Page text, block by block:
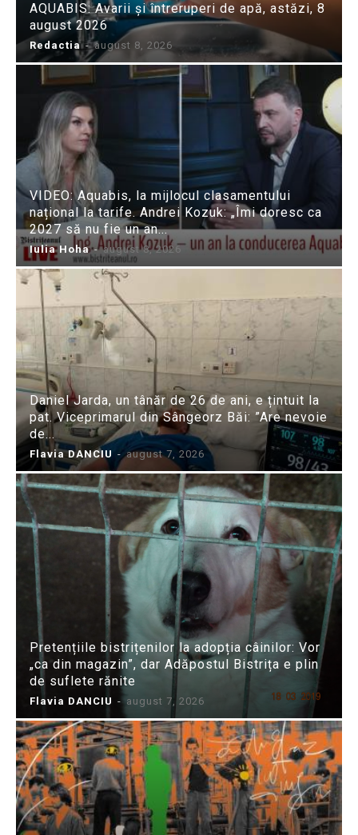
AQUABIS: Avarii și întreruperi de apă, astăzi, 8
august 2026
Redactia - august 8, 2026
VIDEO: Aquabis, la mijlocul clasamentului
național la tarife. Andrei Kozuk: „Îmi doresc ca
2027 să nu fie un an...
Iulia Hoha - august 8, 2026
Daniel Jarda, un tânăr de 26 de ani, e țintuit la
pat. Viceprimarul din Sângeorz Băi: ”Are nevoie
de...
Flavia DANCIU - august 7, 2026
Pretențiile bistrițenilor la adopția câinilor: Vor
„ca din magazin”, dar Adăpostul Bistrița e plin
de suflete rănite
Flavia DANCIU - august 7, 2026